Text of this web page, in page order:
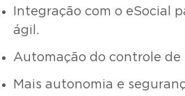
Integração com o eSocial
ágil.
Automação do controle de
Mais autonomia e